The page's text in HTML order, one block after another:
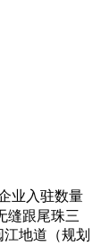
业入驻数量
缝跟尾珠三
地道（规划